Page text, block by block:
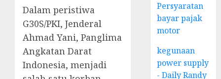
Dalam peristiwa
G30S/PKI, Jenderal
Ahmad Yani, Panglima
Angkatan Darat
Indonesia, menjadi
Persyaratan
bayar pajak
motor
kegunaan
power supply
- Daily Randy